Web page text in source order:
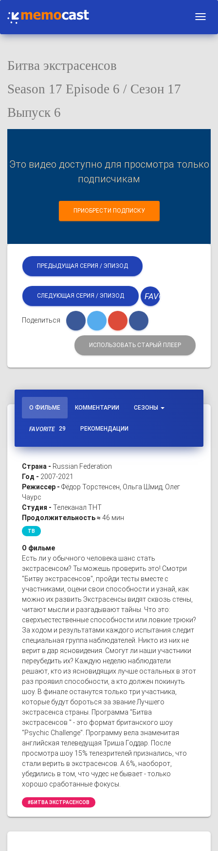
Битва экстрасенсов
Season 17 Episode 6 / Сезон 17
Выпуск 6
Это видео доступно для просмотра только
подписчикам
ПРИОБРЕСТИ ПОДПИСКУ
ПРЕДЫДУЩАЯ СЕРИЯ / ЭПИЗОД
СЛЕДУЮЩАЯ СЕРИЯ / ЭПИЗОД FAVORITE
Поделиться
ИСПОЛЬЗОВАТЬ СТАРЫЙ ПЛЕЕР
О ФИЛЬМЕ КОММЕНТАРИИ СЕЗОНЫ
FAVORITE 29 РЕКОМЕНДАЦИИ
Страна - Russian Federation
Год - 2007-2021
Режиссер - Фёдор Торстенсен, Ольга Шмид, Олег
Чаурс
Студия - Телеканал ТНТ
Продолжительность ≈ 46 мин
ТВ
О фильме
Есть ли у обычного человека шанс стать
экстрасенсом? Ты можешь проверить это! Смотри
"Битву экстрасенсов", пройди тесты вместе с
участниками, оцени свои способности и узнай, как
можно их развить Экстрасенсы видят сквозь стены,
читают мысли и разгадывают тайны. Что это:
сверхъестественные способности или ловкие трюки?
За ходом и результатами каждого испытания следит
специальная группа наблюдателей. Никто из них не
верит в дар ясновидения. Смогут ли наши участники
переубедить их? Каждую неделю наблюдатели
решают, кто из ясновидящих лучше остальных в этот
раз проявил способности, а кто должен покинуть
шоу. В финале останутся только три участника,
которые будут бороться за звание Лучшего
экстрасенса страны. Программа "Битва
экстрасенсов " - это формат британского шоу
"Psychic Challenge". Программу вела знаменитая
английская телеведущая Триша Годдар. После
просмотра шоу 15% телезрителей признались, что
стали верить в экстрасенсов. А 6%, наоборот,
убедились в том, что чудес не бывает - только
хорошо сработанные фокусы.
#БИТВА ЭКСТРАСЕНСОВ